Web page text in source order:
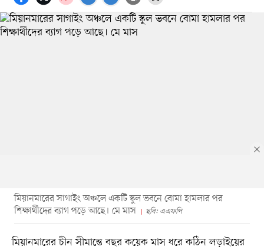
মিয়ানমারের সাগাইং অঞ্চলে একটি স্কুল ভবনে বোমা হামলার পর
শিক্ষার্থীদের ব্যাগ পড়ে আছে। মে মাস
ছবি: এএফপি
মিয়ানমারের চীন সীমান্তে বছর কয়েক মাস ধরে কঠিন লড়াইয়ের